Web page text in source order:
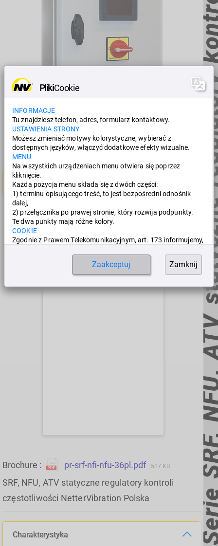
Serie SRF, NFU, ATV
Niektóre zadania wymagają częstotliwości, których nie można
osiągnąć przy zwykłym użyciu wibratorów. Dlatego
NetterVibration dostarcza trzy serie produktów do zmiennych
ustawień częstotliwości.
Product photos
Informacje
Brochure pr-srf-nfi-nfu-36pl.pdf 517 KB
SRF, NFU, ATV statyczne regulatory kontroli
częstotliwości NetterVibration Polska
Charakterystyka
PlikiCookie
INFORMACJE
Tu znajdziesz telefon, adres, formularz kontaktowy.
USTAWIENIA STRONY
Możesz zmieniać motywy kolorystyczne, wybierać z
dostępnych języków, włączyć dodatkowe efekty wizualne.
MENU
Na wszystkich urządzeniach menu otwiera się poprzez
kliknięcie.
Każda pozycja menu składa się z dwóch części:
1) terminu opisującego treść, to jest bezpośredni odnośnik
dalej,
2) przełącznika po prawej stronie, który rozwija podpunkty.
Te dwa punkty mają różne kolory.
COOKIE
Zgodnie z Prawem Telekomunikacyjnym, art. 173 informujemy,
Stosujemy pliki cookie, dla komfortu korzystania z witryny,
dostosowania do indywidualnych preferencji oraz aby
umożliwić korzystanie z niektórych funkcji.
Dalsze informacje dostępne są w:
Ustawienia
COOKIE
Zaakceptuj Zamknij